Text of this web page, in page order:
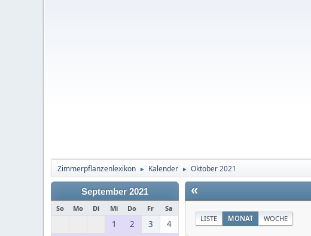
Zimmerpflanzenlexikon ► Kalender ► Oktober 2021
September 2021
So Mo Di Mi Do Fr Sa
1 2 3
4
«
LISTE MONAT WOCHE